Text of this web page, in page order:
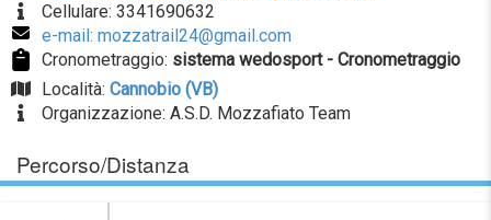
Cellulare: 3341690632
e-mail: mozzatrail24@gmail.com
Cronometraggio: sistema wedosport - Cronometraggio
Località: Cannobio (VB)
Organizzazione: A.S.D. Mozzafiato Team
Percorso/Distanza